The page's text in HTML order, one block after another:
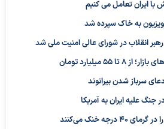
ایران تعامل می کنیم
به خاک سپرده شد
انقلاب در شورای عالی امنیت ملی شد
۵۵ میلیارد تومان
سرباز شدن بیرانوند